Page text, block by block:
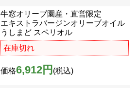
牛窓オリーブ園産・直営限定
エキストラバージンオリーブオイル
うしまど スペリオル
在庫切れ
価格6,912円 (税込)